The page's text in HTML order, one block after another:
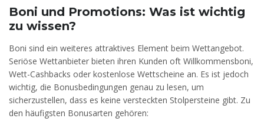
Boni und Promotions: Was ist wichtig
zu wissen?
Boni sind ein weiteres attraktives Element beim Wettangebot.
Seriöse Wettanbieter bieten ihren Kunden oft Willkommensboni,
Wett-Cashbacks oder kostenlose Wettscheine an. Es ist jedoch
wichtig, die Bonusbedingungen genau zu lesen, um
sicherzustellen, dass es keine versteckten Stolpersteine gibt. Zu
den häufigsten Bonusarten gehören: